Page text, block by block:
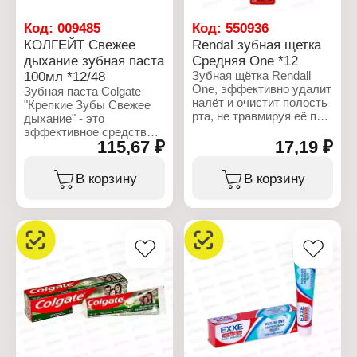
Код: 009485
КОЛГЕЙТ Свежее
дыхание зубная паста
100мл *12/48
Зубная паста Colgate
"Крепкие Зубы Свежее
дыхание" - это
эффективное средство
для комплексного ухода
разработанное
специально для
длительной свежести
дыхания. Состав:
Карбонат кальция, Вода,
Гидратированный
диоксид кремния,
лаурилсульфат натрия,
монофторфосфат
115,67 ₽
В корзину
Код:550936
Rendal зубная щетка
Средняя One *12
Зубная щётка Rendall
One, эффективно удалит
налёт и очистит полость
рта, не травмируя её при
щетинки подстраиваются
под контуры зубов и
проникают даже в
труднодоступные места.
обеспечивает
комфортное и
безопасное
использование.
Тип товара: Зубная
щетка
Жесткость щетины:
средняя жесткость
17,19 ₽
В корзину